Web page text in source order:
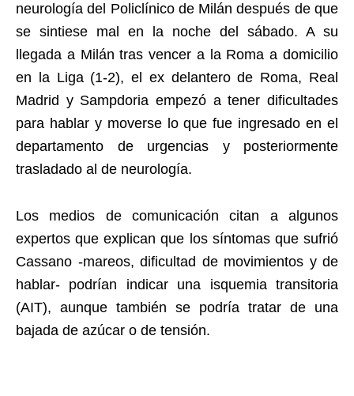
neurología del Policlínico de Milán después de que
se sintiese mal en la noche del sábado. A su
llegada a Milán tras vencer a la Roma a domicilio
en la Liga (1-2), el ex delantero de Roma, Real
Madrid y Sampdoria empezó a tener dificultades
para hablar y moverse lo que fue ingresado en el
departamento de urgencias y posteriormente
trasladado al de neurología.
Los medios de comunicación citan a algunos
expertos que explican que los síntomas que sufrió
Cassano -mareos, dificultad de movimientos y de
hablar- podrían indicar una isquemia transitoria
(AIT), aunque también se podría tratar de una
bajada de azúcar o de tensión.